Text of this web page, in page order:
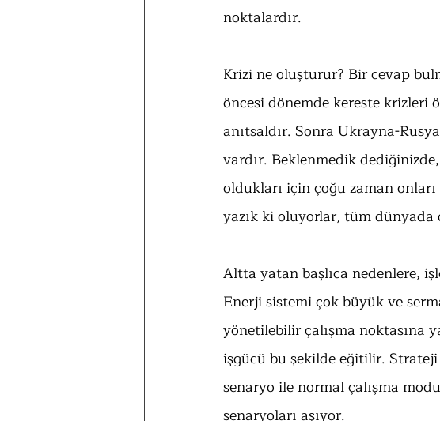
noktalardır.
Krizi ne oluşturur? Bir cevap
öncesi dönemde kereste
anıtsaldır. Sonra Ukrayna-
vardır. Beklenmedik
oldukları için çoğu zaman
yazık ki oluyorlar, tüm dünyada
Altta yatan başlıca nedenlere,
Enerji sistemi çok büyük ve
yönetilebilir çalışma noktasına
işgücü bu şekilde eğitilir.
senaryo ile normal çalışma
senaryoları aşıyor.